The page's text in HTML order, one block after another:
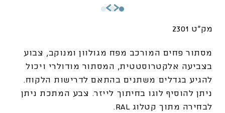
מק"ט 2301
מסתור פחים המורכב מפח מגולוון ומנוקב, צבוע
בצביעה אלקטרוסטטית, המסתור מודולרי ויכול
להגיע בגדלים משתנים בהתאם לדרישות הלקוח.
ניתן להוסיף לוגו בחיתוך לייזר. צבע המתכת ניתן
לבחירה מתוך קטלוג RAL.